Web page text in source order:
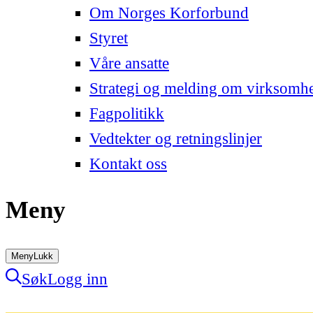
Om Norges Korforbund
Styret
Våre ansatte
Strategi og melding om
Fagpolitikk
Vedtekter og retningslinjer
Kontakt oss
Meny
MenyLukk
SøkLogg inn